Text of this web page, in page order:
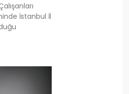
İstanbul İl